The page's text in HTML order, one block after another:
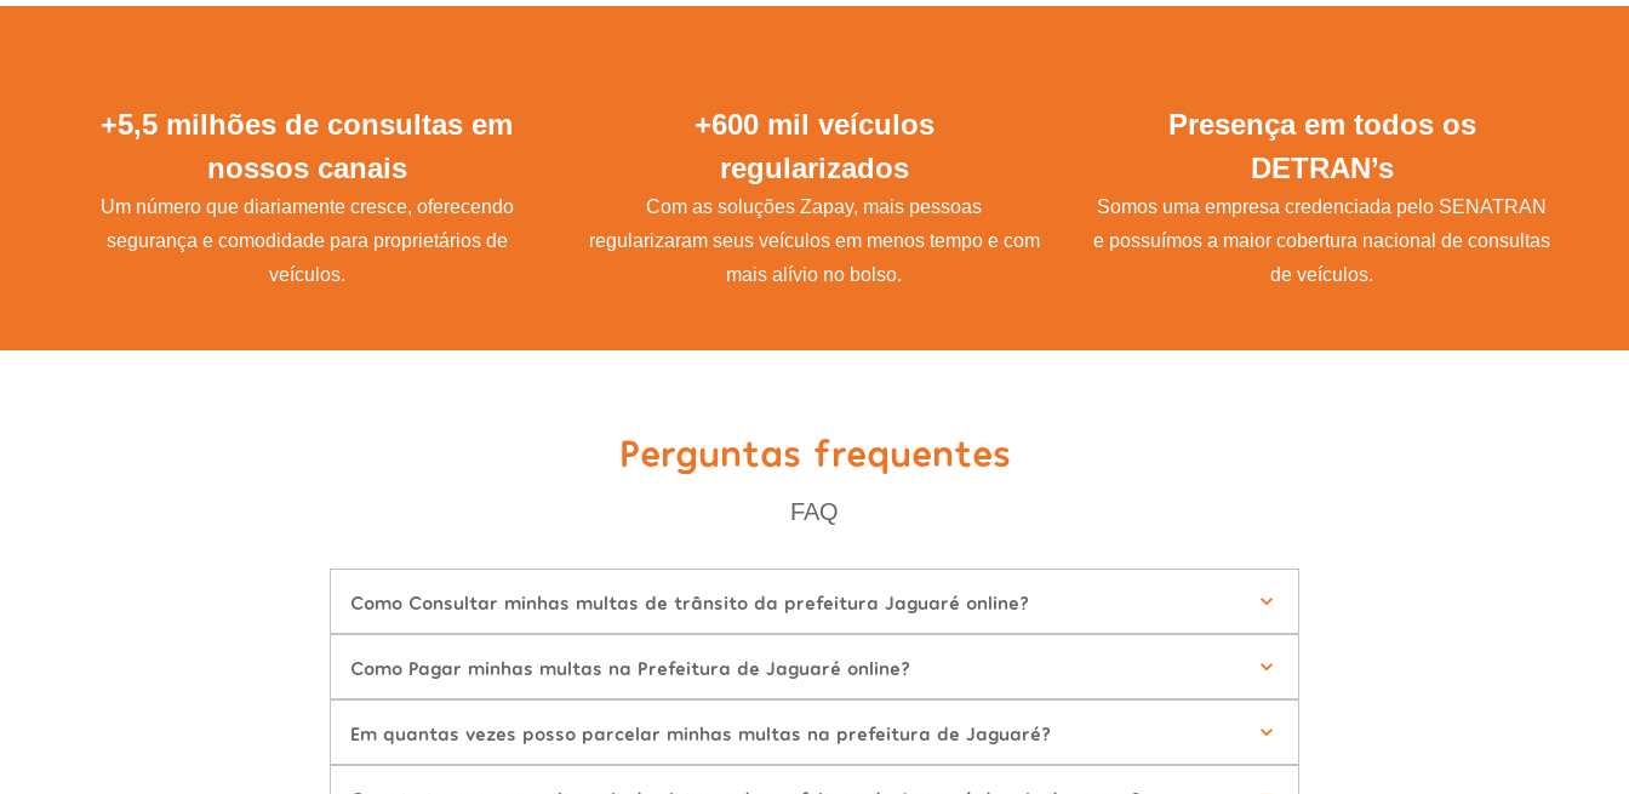
+5,5 milhões de consultas em
nossos canais
Um número que diariamente cresce, oferecendo
segurança e comodidade para proprietários de
veículos.
+600 mil veículos
regularizados
Com as soluções Zapay, mais pessoas
regularizaram seus veículos em menos tempo e com
mais alívio no bolso.
Presença em todos os
DETRAN’s
Somos uma empresa credenciada pelo SENATRAN
e possuímos a maior cobertura nacional de consultas
de veículos.
Perguntas frequentes
FAQ
Como Consultar minhas multas de trânsito da prefeitura Jaguaré online?
Como Pagar minhas multas na Prefeitura de Jaguaré online?
Em quantas vezes posso parcelar minhas multas na prefeitura de Jaguaré?